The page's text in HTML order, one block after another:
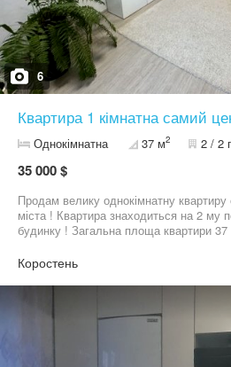
6
Квартира 1 кімнатна самий
Однокімнатна 37 м2 2 / 2
35 000 $
Продам велику однокімнатну квартиру
міста ! Квартира знаходиться на 2 му
будинку ! Загальна площа квартири 37
ремонт, електрика і каналізація нова !
площу , можливий продаж під
,можна заходити і одразу жити !є
Коростень